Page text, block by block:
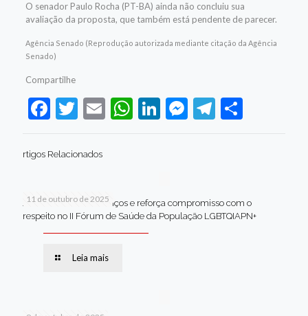
O senador Paulo Rocha (PT-BA) ainda não concluiu sua
avaliação da proposta, que também está pendente de parecer.
Agência Senado (Reprodução autorizada mediante citação da Agência
Senado)
Compartilhe
Facebook
Twitter
EmailWhatsApp
LinkedIn
Messenger
Telegram
Share
rtigos Relacionados
11 de outubro de 2025
Jaboatão celebra avanços e reforça compromisso com o
respeito no II Fórum de Saúde da População LGBTQIAPN+
Leia mais